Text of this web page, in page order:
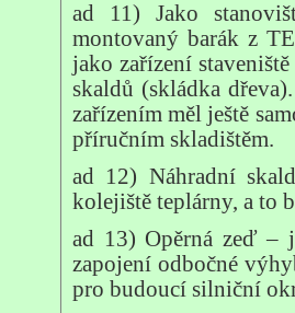
ad 11) Jako
montovaný barák z
jako zařízení
skaldů (skládka
zařízením měl ještě
příručním skladištěm.
ad 12) Náhradní
kolejiště teplárny, a to
ad 13) Opěrná zeď –
zapojení odbočné
pro budoucí silniční